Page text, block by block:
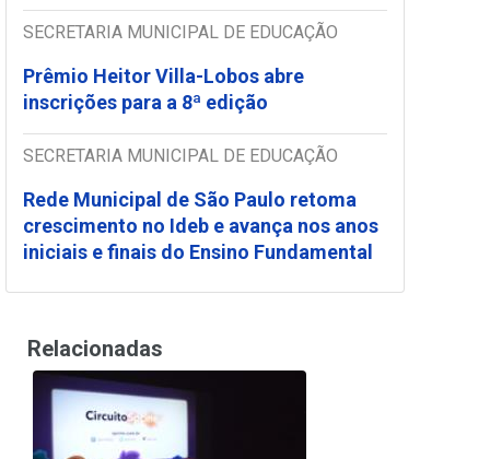
SECRETARIA MUNICIPAL DE EDUCAÇÃO
Prêmio Heitor Villa-Lobos abre
inscrições para a 8ª edição
SECRETARIA MUNICIPAL DE EDUCAÇÃO
Rede Municipal de São Paulo retoma
crescimento no Ideb e avança nos anos
iniciais e finais do Ensino Fundamental
Relacionadas